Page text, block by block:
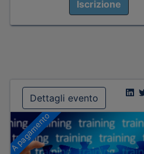
Iscrizione
Dettagli evento
A pagamento